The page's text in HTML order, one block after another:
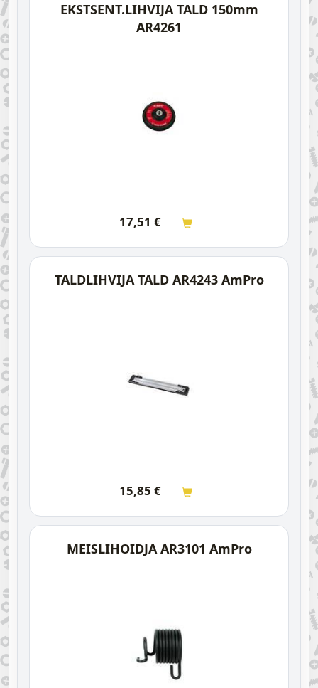
EKSTSENT.LIHVIJA TALD 150mm
AR4261
17,51 €
TALDLIHVIJA TALD AR4243 AmPro
15,85 €
MEISLIHOIDJA AR3101 AmPro